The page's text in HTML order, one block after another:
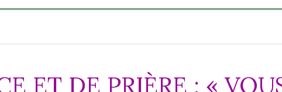
ET DE PRIÈRE : «